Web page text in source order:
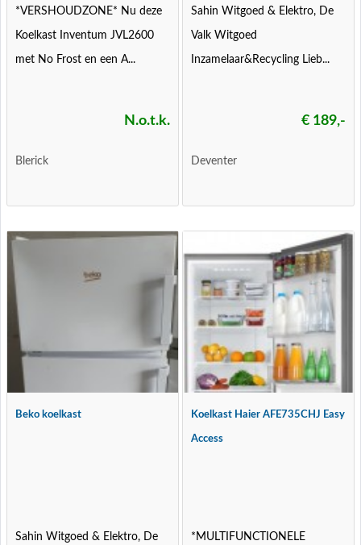
*VERSHOUDZONE* Nu deze
Koelkast Inventum JVL2600
met No Frost en een A...
N.o.t.k.
Blerick
Sahin Witgoed & Elektro, De
Valk Witgoed
Inzamelaar&Recycling Lieb...
€ 189,-
Deventer
Beko koelkast
Sahin Witgoed & Elektro, De
Koelkast Haier AFE735CHJ Easy
Access
*MULTIFUNCTIONELE